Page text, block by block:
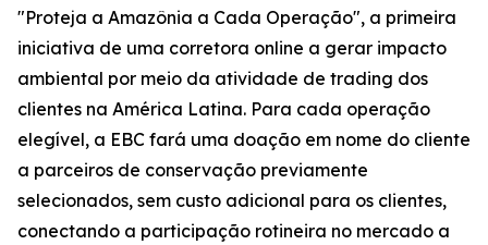
"Proteja a Amazônia a Cada Operação", a primeira
iniciativa de uma corretora online a gerar impacto
ambiental por meio da atividade de trading dos
clientes na América Latina. Para cada operação
elegível, a EBC fará uma doação em nome do cliente
a parceiros de conservação previamente
selecionados, sem custo adicional para os clientes,
conectando a participação rotineira no mercado a